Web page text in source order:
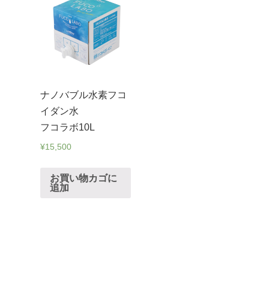
ナノバブル水素フコ
イダン水
フコラボ10L
¥15,500
お買い物カゴに
追加